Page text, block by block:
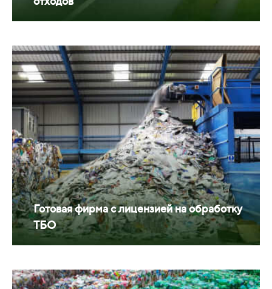
Готовая фирма с лицензией на обработку
ТБО